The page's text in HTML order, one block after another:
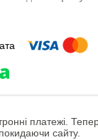
платежі.
сайту.